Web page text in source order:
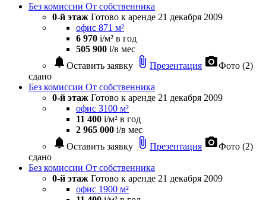
Без комиссии От собственника
0-й этаж Готово к аренде 21 декабря 2009
офис 871 м²
6 970 i/м² в год
505 900 i/в мес
notifications Оставить заявку attach_file Презентация photo_cameraФото (2)
сдано
Без комиссии От собственника
0-й этаж Готово к аренде 21 декабря 2009
офис 3100 м²
11 400 i/м² в год
2 965 000 i/в мес
notifications Оставить заявку attach_file Презентация photo_cameraФото (2)
сдано
Без комиссии От собственника
0-й этаж Готово к аренде 21 декабря 2009
офис 1900 м²